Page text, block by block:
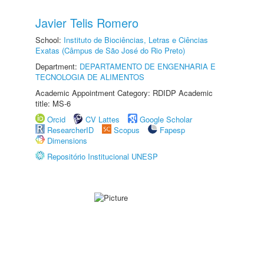
Javier Telis Romero
School: Instituto de Biociências, Letras e Ciências
Exatas (Câmpus de São José do Rio Preto)
Department: DEPARTAMENTO DE ENGENHARIA E
TECNOLOGIA DE ALIMENTOS
Academic Appointment Category: RDIDP Academic
title: MS-6
Orcid
CV Lattes
Google Scholar
ResearcherID
Scopus
Fapesp
Dimensions
Repositório Institucional UNESP